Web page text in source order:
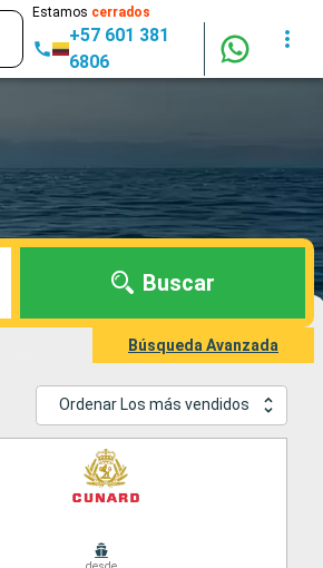
Estamos cerrados
+57 601 381
6806
Buscar
Búsqueda Avanzada
Ordenar Los más vendidos